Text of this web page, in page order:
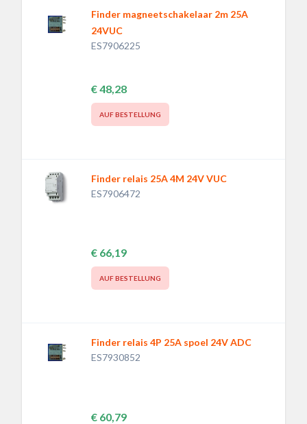
Finder magneetschakelaar 2m 25A
24VUC
ES7906225
€ 48,28
AUF BESTELLUNG
Finder relais 25A 4M 24V VUC
ES7906472
€ 66,19
AUF BESTELLUNG
Finder relais 4P 25A spoel 24V ADC
ES7930852
€ 60,79